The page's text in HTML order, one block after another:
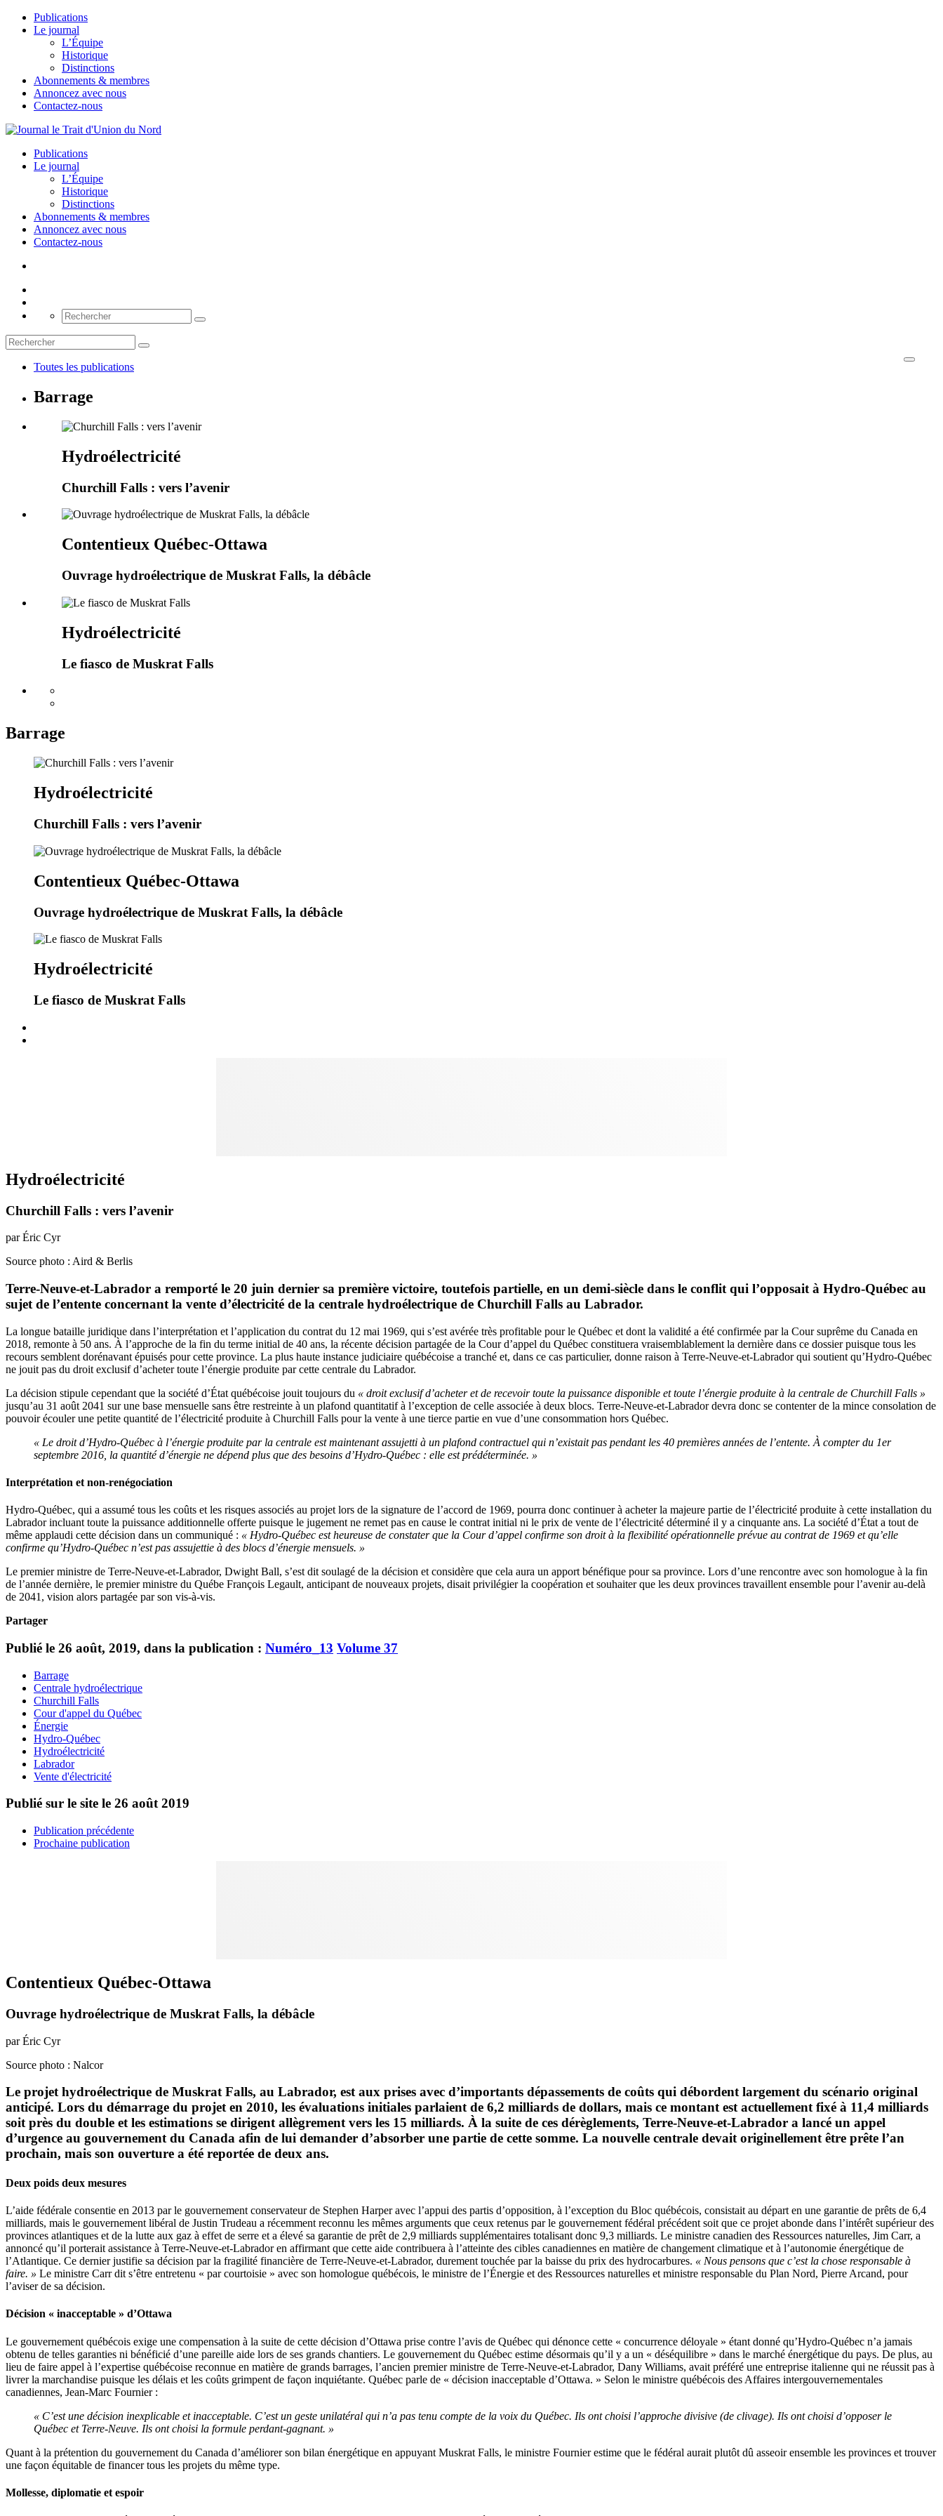
Publications
Le journal
L’Équipe
Historique
Distinctions
Abonnements & membres
Annoncez avec nous
Contactez-nous
Publications
Le journal
L’Équipe
Historique
Distinctions
Abonnements & membres
Annoncez avec nous
Contactez-nous
Toutes les publications
Barrage
Hydroélectricité
Churchill Falls : vers l’avenir
Contentieux Québec-Ottawa
Ouvrage hydroélectrique de Muskrat Falls, la débâcle
Hydroélectricité
Le fiasco de Muskrat Falls
Barrage
Hydroélectricité
Churchill Falls : vers l’avenir
Contentieux Québec-Ottawa
Ouvrage hydroélectrique de Muskrat Falls, la débâcle
Hydroélectricité
Le fiasco de Muskrat Falls
Hydroélectricité
Churchill Falls : vers l’avenir
par Éric Cyr
Source photo : Aird & Berlis
Terre-Neuve-et-Labrador a remporté le 20 juin dernier sa première victoire, toutefois partielle, en un demi-siècle dans le conflit qui l’opposait à Hydro-Québec au
sujet de l’entente concernant la vente d’électricité de la centrale hydroélectrique de Churchill Falls au Labrador.
La longue bataille juridique dans l’interprétation et l’application du contrat du 12 mai 1969, qui s’est avérée très profitable pour le Québec et dont la validité a été confirmée par la Cour suprême du Canada en
2018, remonte à 50 ans. À l’approche de la fin du terme initial de 40 ans, la récente décision partagée de la Cour d’appel du Québec constituera vraisemblablement la dernière dans ce dossier puisque tous les
recours semblent dorénavant épuisés pour cette province. La plus haute instance judiciaire québécoise a tranché et, dans ce cas particulier, donne raison à Terre-Neuve-et-Labrador qui soutient qu’Hydro-Québec
ne jouit pas du droit exclusif d’acheter toute l’énergie produite par cette centrale du Labrador.
La décision stipule cependant que la société d’État québécoise jouit toujours du « droit exclusif d’acheter et de recevoir toute la puissance disponible et toute l’énergie produite à la centrale de Churchill Falls »
jusqu’au 31 août 2041 sur une base mensuelle sans être restreinte à un plafond quantitatif à l’exception de celle associée à deux blocs. Terre-Neuve-et-Labrador devra donc se contenter de la mince consolation de
pouvoir écouler une petite quantité de l’électricité produite à Churchill Falls pour la vente à une tierce partie en vue d’une consommation hors Québec.
« Le droit d’Hydro-Québec à l’énergie produite par la centrale est maintenant assujetti à un plafond contractuel qui n’existait pas pendant les 40 premières années de l’entente. À compter du 1er
septembre 2016, la quantité d’énergie ne dépend plus que des besoins d’Hydro-Québec : elle est prédéterminée. »
Interprétation et non-renégociation
Hydro-Québec, qui a assumé tous les coûts et les risques associés au projet lors de la signature de l’accord de 1969, pourra donc continuer à acheter la majeure partie de l’électricité produite à cette installation du
Labrador incluant toute la puissance additionnelle offerte puisque le jugement ne remet pas en cause le contrat initial ni le prix de vente de l’électricité déterminé il y a cinquante ans. La société d’État a tout de
même applaudi cette décision dans un communiqué : « Hydro-Québec est heureuse de constater que la Cour d’appel confirme son droit à la flexibilité opérationnelle prévue au contrat de 1969 et qu’elle
confirme qu’Hydro-Québec n’est pas assujettie à des blocs d’énergie mensuels. »
Le premier ministre de Terre-Neuve-et-Labrador, Dwight Ball, s’est dit soulagé de la décision et considère que cela aura un apport bénéfique pour sa province. Lors d’une rencontre avec son homologue à la fin
de l’année dernière, le premier ministre du Québe François Legault, anticipant de nouveaux projets, disait privilégier la coopération et souhaiter que les deux provinces travaillent ensemble pour l’avenir au-delà
de 2041, vision alors partagée par son vis-à-vis.
Partager
Publié le 26 août, 2019, dans la publication : Numéro_13 Volume 37
Barrage
Centrale hydroélectrique
Churchill Falls
Cour d'appel du Québec
Énergie
Hydro-Québec
Hydroélectricité
Labrador
Vente d'électricité
Publié sur le site le 26 août 2019
Publication précédente
Prochaine publication
Contentieux Québec-Ottawa
Ouvrage hydroélectrique de Muskrat Falls, la débâcle
par Éric Cyr
Source photo : Nalcor
Le projet hydroélectrique de Muskrat Falls, au Labrador, est aux prises avec d’importants dépassements de coûts qui débordent largement du scénario original
anticipé. Lors du démarrage du projet en 2010, les évaluations initiales parlaient de 6,2 milliards de dollars, mais ce montant est actuellement fixé à 11,4 milliards
soit près du double et les estimations se dirigent allègrement vers les 15 milliards. À la suite de ces dérèglements, Terre-Neuve-et-Labrador a lancé un appel
d’urgence au gouvernement du Canada afin de lui demander d’absorber une partie de cette somme. La nouvelle centrale devait originellement être prête l’an
prochain, mais son ouverture a été reportée de deux ans.
Deux poids deux mesures
L’aide fédérale consentie en 2013 par le gouvernement conservateur de Stephen Harper avec l’appui des partis d’opposition, à l’exception du Bloc québécois, consistait au départ en une garantie de prêts de 6,4
milliards, mais le gouvernement libéral de Justin Trudeau a récemment reconnu les mêmes arguments que ceux retenus par le gouvernement fédéral précédent soit que ce projet abonde dans l’intérêt supérieur des
provinces atlantiques et de la lutte aux gaz à effet de serre et a élevé sa garantie de prêt de 2,9 milliards supplémentaires totalisant donc 9,3 milliards. Le ministre canadien des Ressources naturelles, Jim Carr, a
annoncé qu’il porterait assistance à Terre-Neuve-et-Labrador en affirmant que cette aide contribuera à l’atteinte des cibles canadiennes en matière de changement climatique et à l’autonomie énergétique de
l’Atlantique. Ce dernier justifie sa décision par la fragilité financière de Terre-Neuve-et-Labrador, durement touchée par la baisse du prix des hydrocarbures. « Nous pensons que c’est la chose responsable à
faire. » Le ministre Carr dit s’être entretenu « par courtoisie » avec son homologue québécois, le ministre de l’Énergie et des Ressources naturelles et ministre responsable du Plan Nord, Pierre Arcand, pour
l’aviser de sa décision.
Décision « inacceptable » d’Ottawa
Le gouvernement québécois exige une compensation à la suite de cette décision d’Ottawa prise contre l’avis de Québec qui dénonce cette « concurrence déloyale » étant donné qu’Hydro-Québec n’a jamais
obtenu de telles garanties ni bénéficié d’une pareille aide lors de ses grands chantiers. Le gouvernement du Québec estime désormais qu’il y a un « déséquilibre » dans le marché énergétique du pays. De plus, au
lieu de faire appel à l’expertise québécoise reconnue en matière de grands barrages, l’ancien premier ministre de Terre-Neuve-et-Labrador, Dany Williams, avait préféré une entreprise italienne qui ne réussit pas à
livrer la marchandise puisque les délais et les coûts grimpent de façon inquiétante. Québec parle de « décision inacceptable d’Ottawa. » Selon le ministre québécois des Affaires intergouvernementales
canadiennes, Jean-Marc Fournier :
« C’est une décision inexplicable et inacceptable. C’est un geste unilatéral qui n’a pas tenu compte de la voix du Québec. Ils ont choisi l’approche divisive (de clivage). Ils ont choisi d’opposer le
Québec et Terre-Neuve. Ils ont choisi la formule perdant-gagnant. »
Quant à la prétention du gouvernement du Canada d’améliorer son bilan énergétique en appuyant Muskrat Falls, le ministre Fournier estime que le fédéral aurait plutôt dû asseoir ensemble les provinces et trouver
une façon équitable de financer tous les projets du même type.
Mollesse, diplomatie et espoir